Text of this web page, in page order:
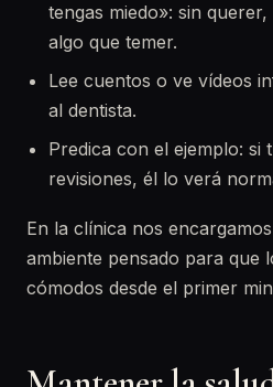
tengas miedo»: sin
algo que temer.
Lee cuentos o ve vídeos
al dentista.
Predica con el ejemplo: si
revisiones, él lo verá
En la clínica nos
ambiente pensado para que
cómodos desde el primer